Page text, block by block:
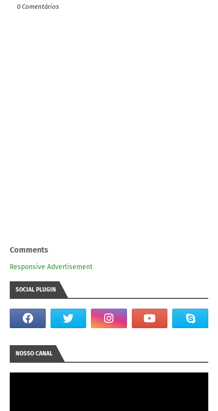
0 Comentários
Comments
Responsive Advertisement
SOCIAL PLUGIN
NOSSO CANAL